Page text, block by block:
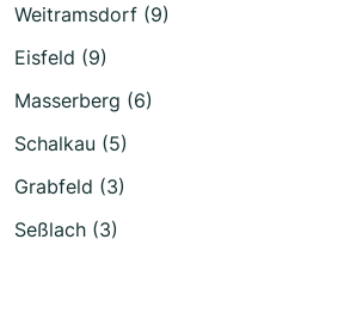
Weitramsdorf (9)
Eisfeld (9)
Masserberg (6)
Schalkau (5)
Grabfeld (3)
Seßlach (3)